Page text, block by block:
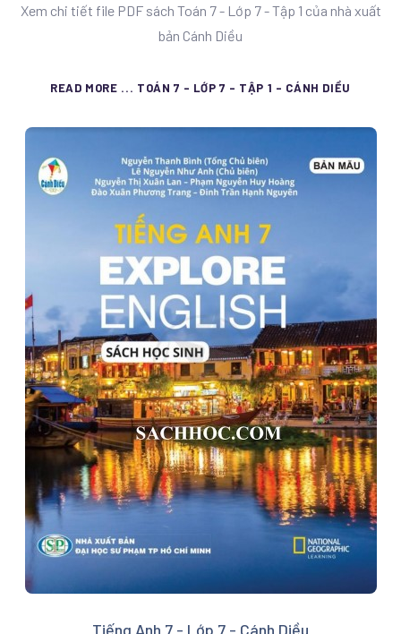
Xem chi tiết file PDF sách Toán 7 - Lớp 7 - Tập 1 của nhà xuất
bản Cánh Diều
READ MORE ... TOÁN 7 - LỚP 7 - TẬP 1 - CÁNH DIỀU
Tiếng Anh 7 - Lớp 7 - Cánh Diều